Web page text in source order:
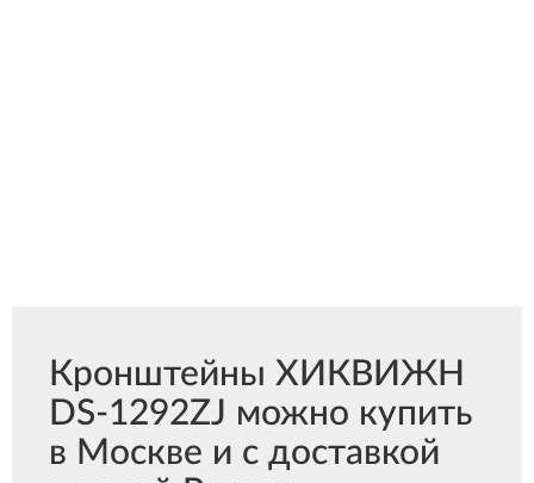
Кронштейны ХИКВИЖН
DS-1292ZJ можно купить
в Москве и с доставкой